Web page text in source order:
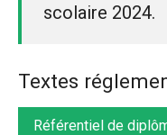
scolaire 2024.
Textes
Référentiel de